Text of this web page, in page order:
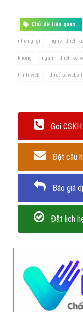
Chủ đề liên quan:
những gì nghề thiết
không ngành thiết kế
trình web thiết kế
Gọi CSKH
Đặt câu
Báo giá
Đặt lịch